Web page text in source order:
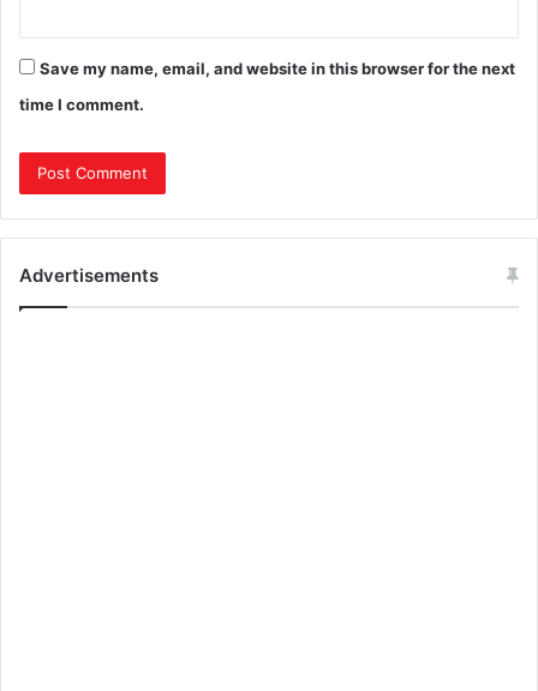
Save my name, email, and website in this browser for the next
time I comment.
Advertisements